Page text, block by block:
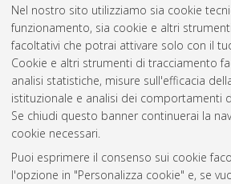
Nel nostro sito utilizziamo sia cookie
funzionamento, sia cookie e altri
facoltativi che potrai attivare solo con il
Cookie e altri strumenti di tracciamento
analisi statistiche, misure sull'efficacia
istituzionale e analisi dei comportamenti
Se chiudi questo banner continuerai la
cookie necessari.
Puoi esprimere il consenso sui cookie
l'opzione in "Personalizza cookie" e, se
Gestione del
Atom
Rss 1.0